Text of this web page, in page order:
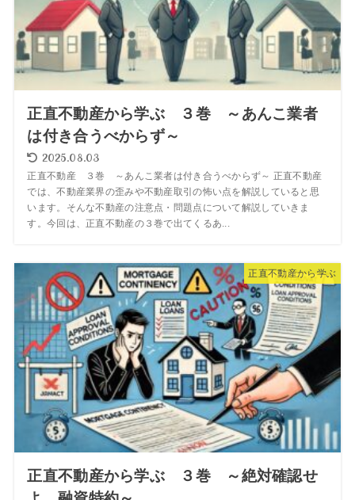
正直不動産から学ぶ ３巻 ～あんこ業者
は付き合うべからず～
2025.08.03
正直不動産 ３巻 ～あんこ業者は付き合うべからず～ 正直不動産
では、不動産業界の歪みや不動産取引の怖い点を解説していると思
います。そんな不動産の注意点・問題点について解説していきま
す。今回は、正直不動産の３巻で出てくるあ...
正直不動産から学ぶ
正直不動産から学ぶ ３巻 ～絶対確認せ